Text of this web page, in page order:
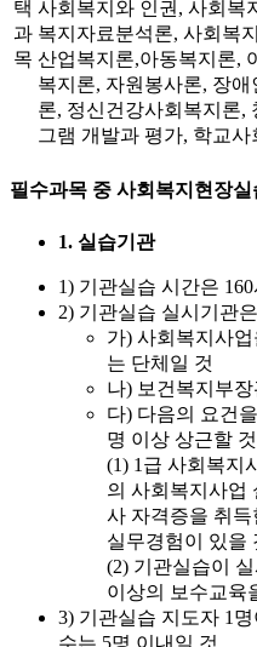
택
과
목
사회복지와 인권, 사회복
복지자료분석론, 사회복
산업복지론,아동복지론,
복지론, 자원봉사론, 장
론, 정신건강사회복지론,
그램 개발과 평가, 학교사
필수과목 중 사회복지현장
1. 실습기관
1) 기관실습 시간은
2) 기관실습 실시기관
가) 사회복지사
는 단체일 것
나) 보건복지부
다) 다음의 요건
명 이상 상근할 것
(1) 1급 사회복지
의 사회복지사업
사 자격증을 취
실무경험이 있을
(2) 기관실습이
이상의 보수교육
3) 기관실습 지도자 1
수는 5명 이내일 것